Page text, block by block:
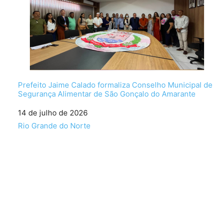
Prefeito Jaime Calado formaliza Conselho Municipal de
Segurança Alimentar de São Gonçalo do Amarante
Data
14 de julho de 2026
Em relação a
Rio Grande do Norte